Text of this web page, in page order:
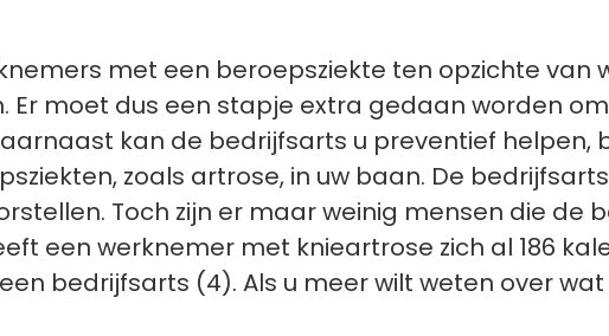
met een beroepsziekte ten opzichte van
Er moet dus een stapje extra gedaan worden
kan de bedrijfsarts u preventief helpen,
zoals artrose, in uw baan. De
Toch zijn er maar weinig mensen die de
een werknemer met knieartrose zich al 186
bedrijfsarts (4). Als u meer wilt weten over